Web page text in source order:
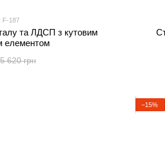
F-187
та ЛДСП з кутовим
елементом
5 620 грн
−15%